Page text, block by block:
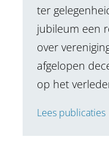
ter
jubileum een
over
afgelopen
op het
Lees publicaties